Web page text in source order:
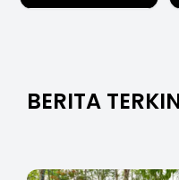
Orang Berlari 875
BERITA